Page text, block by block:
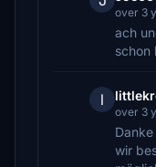
over 3
ach
schon
l
over 3
wir